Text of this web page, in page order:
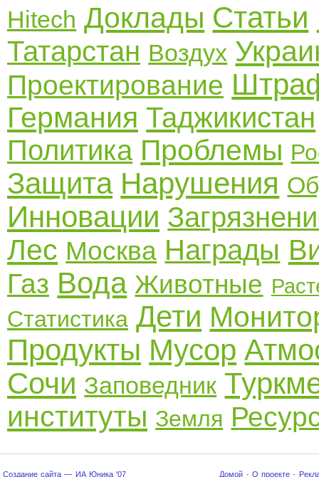
Hitech Доклады Статьи
Татарстан Воздух
Проектирование
Германия Таджикистан
Политика Проблемы
Защита Нарушения
Инновации
Лес Москва Награды
Газ Вода Животные
Статистика Дети
Продукты Мусор
Сочи Заповедник
институты Земля
Создание сайта — ИА Юника '07 Домой · О проекте ·